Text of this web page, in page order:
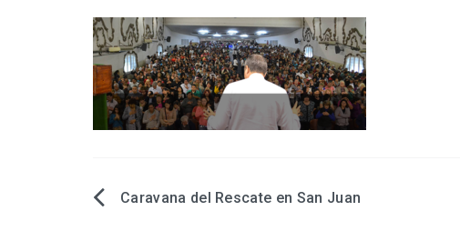
Navegación
Caravana del Rescate en San Juan